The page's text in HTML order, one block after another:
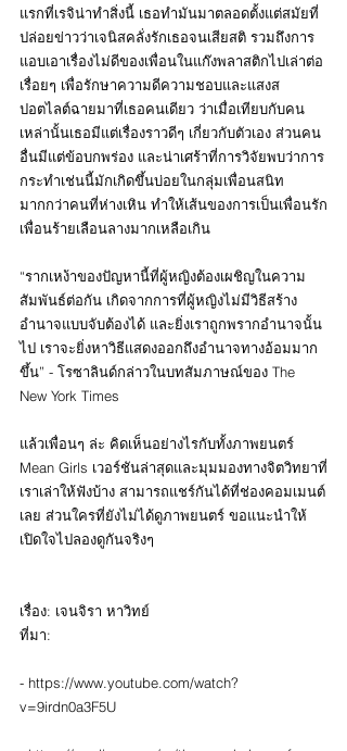
แรกที่เรจิน่าทำสิ่งนี้ เธอทำมันมาตลอดตั้งแต่สมัยที่
ปล่อยข่าวว่าเจนิสคลั่งรักเธอจนเสียสติ รวมถึงการ
แอบเอาเรื่องไม่ดีของเพื่อนในแก๊งพลาสติกไปเล่าต่อ
เรื่อยๆ เพื่อรักษาความดีความชอบและแสงส
ปอตไลต์ฉายมาที่เธอคนเดียว ว่าเมื่อเทียบกับคน
เหล่านั้นเธอมีแต่เรื่องราวดีๆ เกี่ยวกับตัวเอง ส่วนคน
อื่นมีแต่ข้อบกพร่อง และน่าเศร้าที่การวิจัยพบว่าการ
กระทำเช่นนี้มักเกิดขึ้นบ่อยในกลุ่มเพื่อนสนิท
มากกว่าคนที่ห่างเหิน ทำให้เส้นของการเป็นเพื่อนรัก
เพื่อนร้ายเลือนลางมากเหลือเกิน
“รากเหง้าของปัญหานี้ที่ผู้หญิงต้องเผชิญในความ
สัมพันธ์ต่อกัน เกิดจากการที่ผู้หญิงไม่มีวิธีสร้าง
อำนาจแบบจับต้องได้ และยิ่งเราถูกพรากอำนาจนั้น
ไป เราจะยิ่งหาวิธีแสดงออกถึงอำนาจทางอ้อมมาก
ขึ้น” - โรซาลินด์กล่าวในบทสัมภาษณ์ของ The
New York Times
แล้วเพื่อนๆ ล่ะ คิดเห็นอย่างไรกับทั้งภาพยนตร์
Mean Girls เวอร์ชันล่าสุดและมุมมองทางจิตวิทยาที่
เราเล่าให้ฟังบ้าง สามารถแชร์กันได้ที่ช่องคอมเมนต์
เลย ส่วนใครที่ยังไม่ได้ดูภาพยนตร์ ขอแนะนำให้
เปิดใจไปลองดูกันจริงๆ
เรื่อง: เจนจิรา หาวิทย์
ที่มา:
- https://www.youtube.com/watch?
v=9irdn0a3F5U